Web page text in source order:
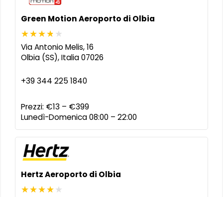
Green Motion Aeroporto di Olbia
Via Antonio Melis, 16
Olbia (SS),Italia 07026
+39 344 225 1840
Prezzi: €13 – €399
Lunedì-Domenica 08:00 – 22:00
Hertz Aeroporto di Olbia